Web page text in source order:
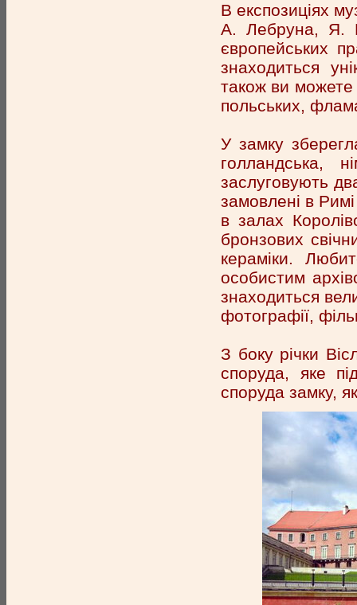
В експозиціях
А. Лебруна, Я.
європейських
знаходиться
також ви можете
польських,
У замку
голландська,
заслуговують
замовлені в
в залах
бронзових
кераміки.
особистим
знаходиться
фотографії,
З боку річки
споруда, яке
споруда замку,